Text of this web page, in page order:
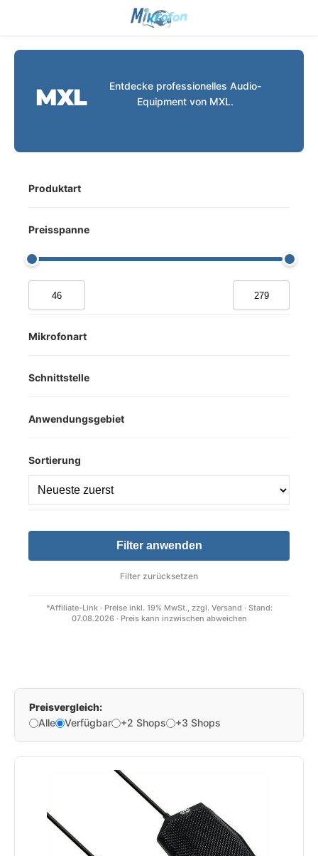
MXL
Entdecke professionelles Audio-
Equipment von MXL.
Produktart
Preisspanne
Mikrofonart
Schnittstelle
Anwendungsgebiet
Sortierung
Filter anwenden
Filter zurücksetzen
*Affiliate-Link · Preise inkl. 19% MwSt., zzgl. Versand · Stand:
07.08.2026 · Preis kann inzwischen abweichen
Preisvergleich:
Alle
Verfügbar +2 Shops +3 Shops